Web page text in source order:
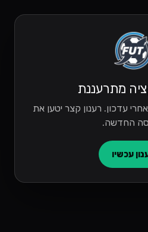
מתרעננת
עדכון. רענון קצר יטען את
החדשה.
עכשיו